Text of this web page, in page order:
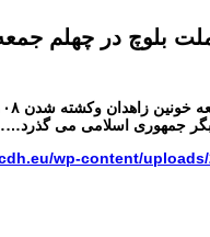
بلوچ در چهلم
جمهوری اسلامی می
wp-content/uploads/